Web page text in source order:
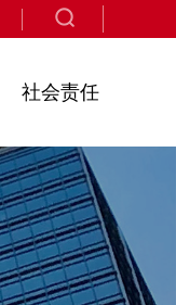
社会责任